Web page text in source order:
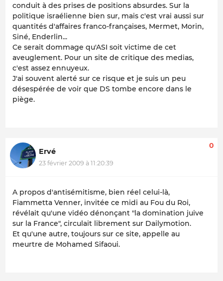
conduit à des prises de positions absurdes. Sur la
politique israélienne bien sur, mais c'est vrai aussi sur
quantités d'affaires franco-françaises, Mermet, Morin,
Siné, Enderlin...
Ce serait dommage qu'ASI soit victime de cet
aveuglement. Pour un site de critique des medias,
c'est assez ennuyeux.
J'ai souvent alerté sur ce risque et je suis un peu
désespérée de voir que DS tombe encore dans le
piège.
Ervé
23 février 2009 à 11:20:39
0
A propos d'antisémitisme, bien réel celui-là,
Fiammetta Venner, invitée ce midi au Fou du Roi,
révélait qu'une vidéo dénonçant "la domination juive
sur la France", circulait librement sur Dailymotion.
Et qu'une autre, toujours sur ce site, appelle au
meurtre de Mohamed Sifaoui.